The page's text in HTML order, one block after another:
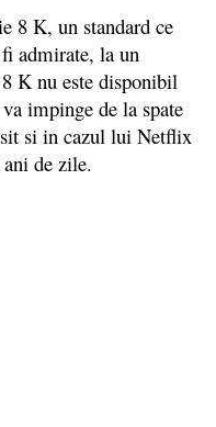
8 K, un standard ce
admirate, la un
K nu este disponibil
impinge de la spate
si in cazul lui Netflix
de zile.